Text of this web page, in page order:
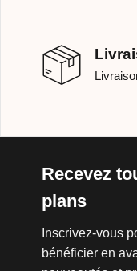
Recevez
plans
Inscrivez-vous
bénéficier en